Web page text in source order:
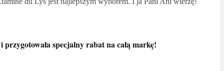
specjalny rabat na całą markę!